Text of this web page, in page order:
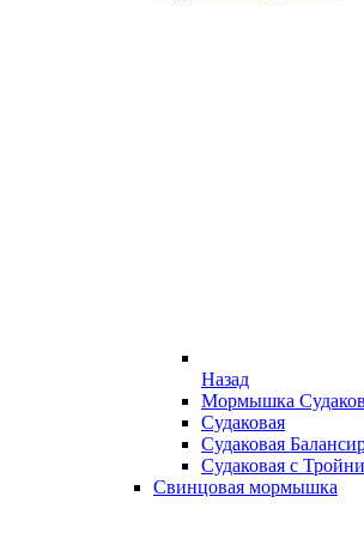
Назад
Мормышка
Судаковая
Судаковая
Судаковая с
Свинцовая мормышка